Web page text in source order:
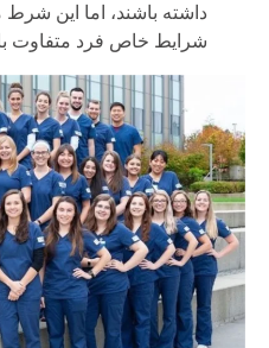
داشته باشند، اما این شرط
شرایط خاص فرد متفاوت